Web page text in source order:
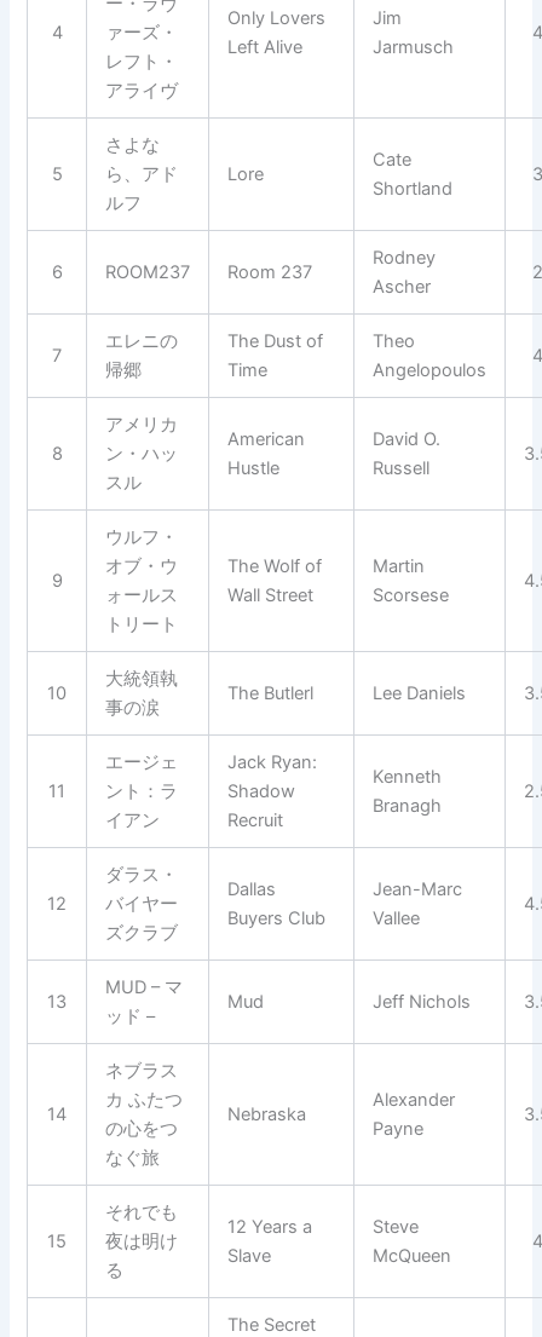
4
ァーズ・
レフト・
アライヴ
Only Lovers
Left Alive
Jim
Jarmusch
4
5
さよな
ら、アド
ルフ
Lore
Cate
Shortland
3
6 ROOM237 Room 237
Rodney
Ascher
2
7
エレニの
帰郷
The Dust of
Time
Theo
Angelopoulos
4
8
アメリカ
ン・ハッ
スル
American
Hustle
David O.
Russell
9
ウルフ・
オブ・ウ
ォールス
トリート
The Wolf of
Wall Street
Martin
Scorsese
10
大統領執
事の涙
The Butlerl Lee Daniels
11
エージェ
ント：ラ
イアン
Jack Ryan:
Shadow
Recruit
Kenneth
Branagh
12
ダラス・
バイヤー
ズクラブ
Dallas
Buyers Club
Jean-Marc
Vallee
13
MUD – マ
ッド –
Mud Jeff Nichols
14
ネブラス
カ ふたつ
の心をつ
なぐ旅
Nebraska
Alexander
Payne
15
それでも
夜は明け
る
12 Years a
Slave
Steve
McQueen
4
The Secret